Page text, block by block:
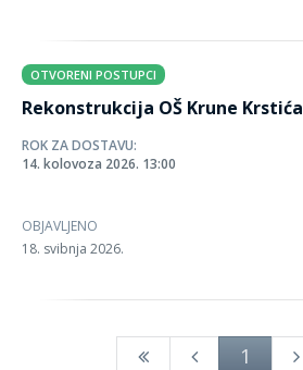
OTVORENI POSTUPCI
Rekonstrukcija OŠ Krune Krstića
ROK ZA DOSTAVU:
14. kolovoza 2026. 13:00
OBJAVLJENO
18. svibnja 2026.
1